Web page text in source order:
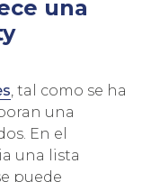
una
, tal como se ha
una
En el
una lista
puede